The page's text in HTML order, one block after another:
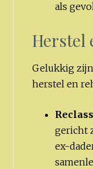
als
Herstel
Gelukkig
herstel en
gericht
ex-